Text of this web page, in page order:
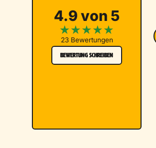
4.9 von 5
★★★★★
23 Bewertungen
BEWERTUNG SCHREIBEN